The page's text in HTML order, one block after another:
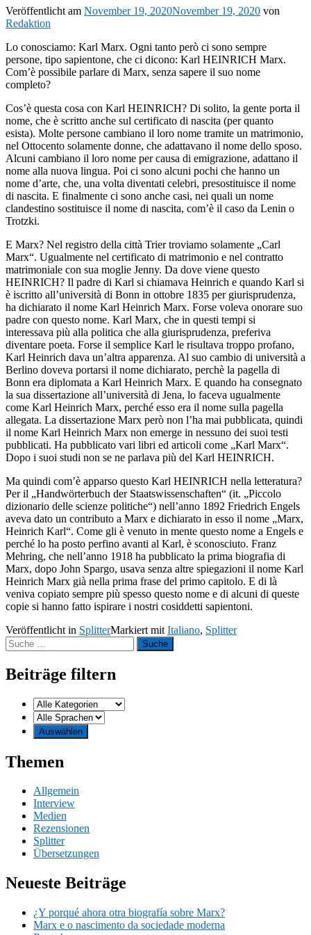
Veröffentlicht am November 19, 2020November 19, 2020 von
Redaktion
Lo conosciamo: Karl Marx. Ogni tanto però ci sono sempre
persone, tipo sapientone, che ci dicono: Karl HEINRICH Marx.
Com’è possibile parlare di Marx, senza sapere il suo nome
completo?
Cos’è questa cosa con Karl HEINRICH? Di solito, la gente porta il
nome, che è scritto anche sul certificato di nascita (per quanto
esista). Molte persone cambiano il loro nome tramite un matrimonio,
nel Ottocento solamente donne, che adattavano il nome dello sposo.
Alcuni cambiano il loro nome per causa di emigrazione, adattano il
nome alla nuova lingua. Poi ci sono alcuni pochi che hanno un
nome d’arte, che, una volta diventati celebri, presostituisce il nome
di nascita. E finalmente ci sono anche casi, nei quali un nome
clandestino sostituisce il nome di nascita, com’è il caso da Lenin o
Trotzki.
E Marx? Nel registro della città Trier troviamo solamente „Carl
Marx“. Ugualmente nel certificato di matrimonio e nel contratto
matrimoniale con sua moglie Jenny. Da dove viene questo
HEINRICH? Il padre di Karl si chiamava Heinrich e quando Karl si
è iscritto all’università di Bonn in ottobre 1835 per giurisprudenza,
ha dichiarato il nome Karl Heinrich Marx. Forse voleva onorare suo
padre con questo nome. Karl Marx, che in questi tempi si
interessava più alla politica che alla giurisprudenza, preferiva
diventare poeta. Forse il semplice Karl le risultava troppo profano,
Karl Heinrich dava un’altra apparenza. Al suo cambio di università a
Berlino doveva portarsi il nome dichiarato, perchè la pagella di
Bonn era diplomata a Karl Heinrich Marx. E quando ha consegnato
la sua dissertazione all’università di Jena, lo faceva ugualmente
come Karl Heinrich Marx, perché esso era il nome sulla pagella
allegata. La dissertazione Marx però non l’ha mai pubblicata, quindi
il nome Karl Heinrich Marx non emerge in nessuno dei suoi testi
pubblicati. Ha pubblicato vari libri ed articoli come „Karl Marx“.
Dopo i suoi studi non se ne parlava più del Karl HEINRICH.
Ma quindi com’è apparso questo Karl HEINRICH nella letteratura?
Per il „Handwörterbuch der Staatswissenschaften“ (it. „Piccolo
dizionario delle scienze politiche“) nell’anno 1892 Friedrich Engels
aveva dato un contributo a Marx e dichiarato in esso il nome „Marx,
Heinrich Karl“. Come gli è venuto in mente questo nome a Engels e
perché lo ha posto perfino avanti al Karl, è sconosciuto. Franz
Mehring, che nell’anno 1918 ha pubblicato la prima biografia di
Marx, dopo John Spargo, usava senza altre spiegazioni il nome Karl
Heinrich Marx già nella prima frase del primo capitolo. E di là
veniva copiato sempre più spesso questo nome e di alcuni di queste
copie si hanno fatto ispirare i nostri cosiddetti sapientoni.
Veröffentlicht in SplitterMarkiert mit Italiano, Splitter
Suche
nach:
Beiträge filtern
Themen
Allgemein
Interview
Medien
Rezensionen
Splitter
Übersetzungen
Neueste Beiträge
¿Y porqué ahora otra biografía sobre Marx?
Marx e o nascimento da sociedade moderna